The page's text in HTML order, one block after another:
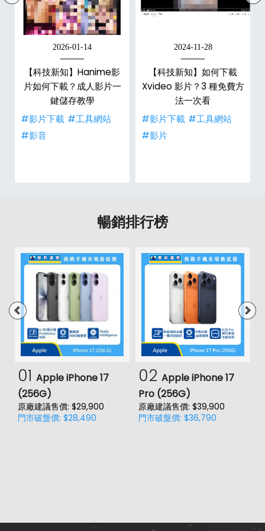
2026-01-14
【科技新知】Hanime影
片如何下載？成人影片一
鍵儲存教學
#影片下載 #工具網站
#影音
2024-11-28
【科技新知】如何下載
Xvideo 影片？3 種免費方
法一次看
#影片下載 #工具網站
#影片
暢銷排行榜
01 Apple iPhone 17
(256G)
原廠建議售價: $29,900
門市破盤價: $28,490
02 Apple iPhone 17
Pro (256G)
原廠建議售價: $39,900
門市破盤價: $36,790